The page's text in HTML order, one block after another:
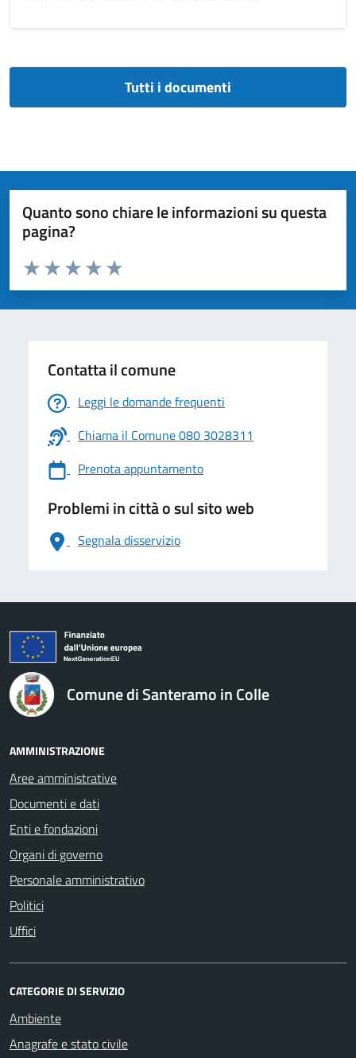
Tutti i documenti
Quanto sono chiare le informazioni su questa
pagina?
Valuta da 1 a 5 stelle la pagina
Valuta 5 stelle su 5
Valuta 4 stelle su 5
Valuta 3 stelle su 5
Valuta 2 stelle su 5
Valuta 1 stelle su 5
Contatta il comune
Leggi le domande frequenti
Chiama il Comune 080 3028311
Prenota appuntamento
Problemi in città o sul sito web
Segnala disservizio
logo Unione Europea
Comune di Santeramo in Colle
AMMINISTRAZIONE
Aree amministrative
Documenti e dati
Enti e fondazioni
Organi di governo
Personale amministrativo
Politici
Uffici
CATEGORIE DI SERVIZIO
Ambiente
Anagrafe e stato civile